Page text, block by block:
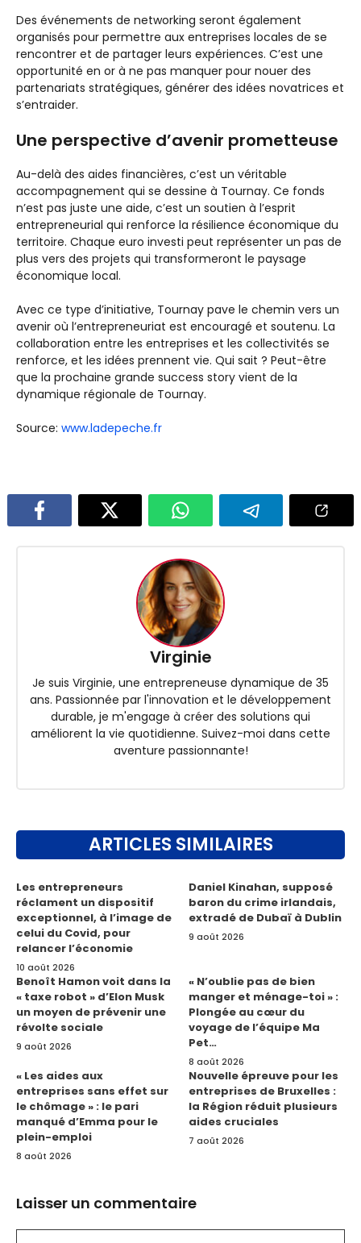
Des événements de networking seront également
organisés pour permettre aux entreprises locales de se
rencontrer et de partager leurs expériences. C’est une
opportunité en or à ne pas manquer pour nouer des
partenariats stratégiques, générer des idées novatrices et
s’entraider.
Une perspective d’avenir prometteuse
Au-delà des aides financières, c’est un véritable
accompagnement qui se dessine à Tournay. Ce fonds
n’est pas juste une aide, c’est un soutien à l’esprit
entrepreneurial qui renforce la résilience économique du
territoire. Chaque euro investi peut représenter un pas de
plus vers des projets qui transformeront le paysage
économique local.
Avec ce type d’initiative, Tournay pave le chemin vers un
avenir où l’entrepreneuriat est encouragé et soutenu. La
collaboration entre les entreprises et les collectivités se
renforce, et les idées prennent vie. Qui sait ? Peut-être
que la prochaine grande success story vient de la
dynamique régionale de Tournay.
Source: www.ladepeche.fr
Virginie
Je suis Virginie, une entrepreneuse dynamique de 35
ans. Passionnée par l'innovation et le développement
durable, je m'engage à créer des solutions qui
améliorent la vie quotidienne. Suivez-moi dans cette
aventure passionnante!
ARTICLES SIMILAIRES
Les entrepreneurs
réclament un dispositif
exceptionnel, à l’image de
celui du Covid, pour
relancer l’économie
10 août 2026
Daniel Kinahan, supposé
baron du crime irlandais,
extradé de Dubaï à Dublin
9 août 2026
Benoît Hamon voit dans la
« taxe robot » d’Elon Musk
un moyen de prévenir une
révolte sociale
9 août 2026
« N’oublie pas de bien
manger et ménage-toi » :
Plongée au cœur du
voyage de l’équipe Ma
Pet…
8 août 2026
« Les aides aux
entreprises sans effet sur
le chômage » : le pari
manqué d’Emma pour le
plein-emploi
8 août 2026
Nouvelle épreuve pour les
entreprises de Bruxelles :
la Région réduit plusieurs
aides cruciales
7 août 2026
Laisser un commentaire